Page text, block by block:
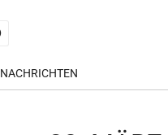
NACHRICHTEN